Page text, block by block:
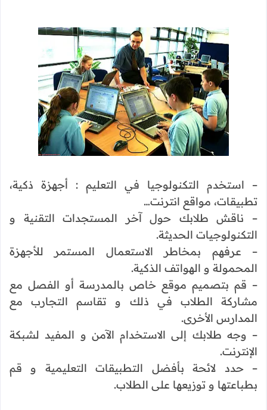
– استخدم التكنولوجيا في التعليم : أجهزة ذكية،
تطبيقات، مواقع انترنت…
– ناقش طلابك حول آخر المستجدات التقنية و
التكنولوجيات الحديثة.
– عرفهم بمخاطر الاستعمال المستمر للأجهزة
المحمولة و الهواتف الذكية.
– قم بتصميم موقع خاص بالمدرسة أو الفصل مع
مشاركة الطلاب في ذلك و تقاسم التجارب مع
المدارس الأخرى.
– وجه طلابك إلى الاستخدام الآمن و المفيد لشبكة
الإنترنت.
– حدد لائحة بأفضل التطبيقات التعليمية و قم
بطباعتها و توزيعها على الطلاب.